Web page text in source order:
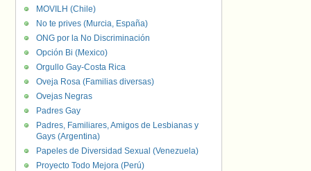
MOVILH (Chile)
No te prives (Murcia, España)
ONG por la No Discriminación
Opción Bi (Mexico)
Orgullo Gay-Costa Rica
Oveja Rosa (Familias diversas)
Ovejas Negras
Padres Gay
Padres, Familiares, Amigos de Lesbianas y
Gays (Argentina)
Papeles de Diversidad Sexual (Venezuela)
Proyecto Todo Mejora (Perú)